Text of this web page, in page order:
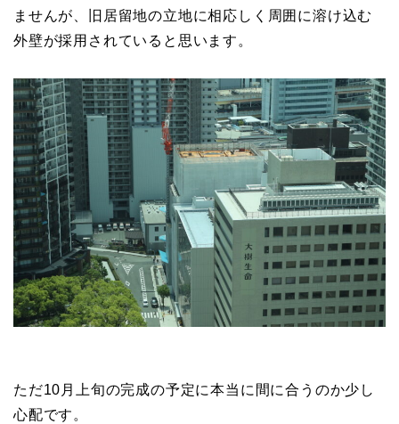
ませんが、旧居留地の立地に相応しく周囲に溶け込む
外壁が採用されていると思います。
ただ10月上旬の完成の予定に本当に間に合うのか少し
心配です。